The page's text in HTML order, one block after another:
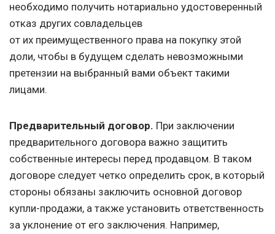
необходимо получить нотариально удостоверенный
отказ других совладельцев
от их преимущественного права на покупку этой
доли, чтобы в будущем сделать невозможными
претензии на выбранный вами объект такими
лицами.
Предварительный договор. При заключении
предварительного договора важно защитить
собственные интересы перед продавцом. В таком
договоре следует четко определить срок, в который
стороны обязаны заключить основной договор
купли-продажи, а также установить ответственность
за уклонение от его заключения. Например,